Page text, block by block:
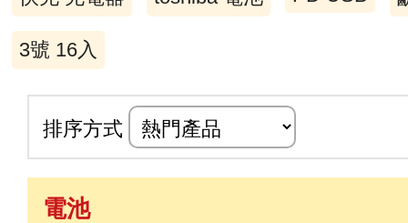
3號 16入
排序方式
電池